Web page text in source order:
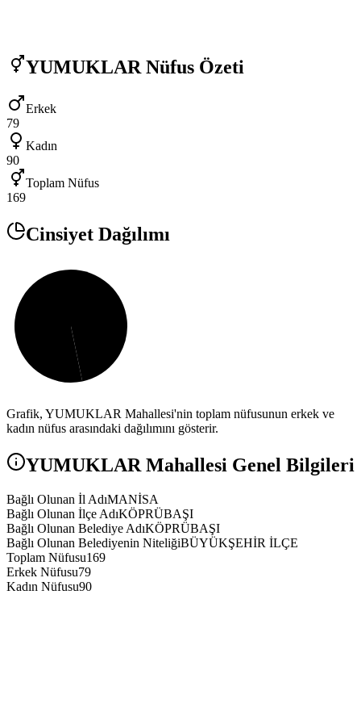
YUMUKLAR Nüfus Özeti
Erkek
79
Kadın
90
Toplam Nüfus
169
Cinsiyet Dağılımı
Grafik, YUMUKLAR Mahallesi'nin toplam nüfusunun erkek ve
kadın nüfus arasındaki dağılımını gösterir.
YUMUKLAR Mahallesi Genel Bilgileri
Bağlı Olunan İl AdıMANİSA
Bağlı Olunan İlçe AdıKÖPRÜBAŞI
Bağlı Olunan Belediye AdıKÖPRÜBAŞI
Bağlı Olunan Belediyenin NiteliğiBÜYÜKŞEHİR İLÇE
Toplam Nüfusu169
Erkek Nüfusu79
Kadın Nüfusu90